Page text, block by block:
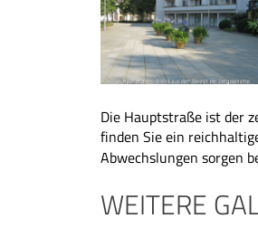
Die Hauptstraße ist der
finden Sie ein
Abwechslungen sorgen
WEITERE